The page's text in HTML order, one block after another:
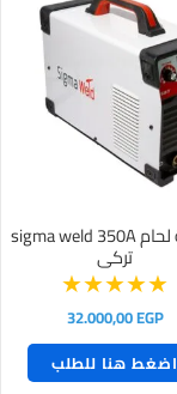
ماكينة لحام sigma weld 350A
تركى
32.000,00EGP
اضغط هنا للطلب